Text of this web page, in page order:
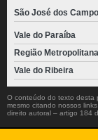
São José dos
Vale do Paraíba
Região
Vale do Ribeira
O conteúdo do texto desta
mesmo citando nossos
direito autoral – artigo 184